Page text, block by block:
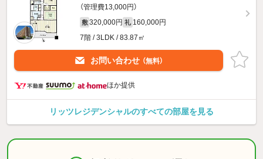
（管理費13,000円）
敷 320,000円 礼 160,000円
7階 / 3LDK / 83.87㎡
お問い合わせ （無料）
ほか提供
リッツレジデンシャルのすべての部屋を見る